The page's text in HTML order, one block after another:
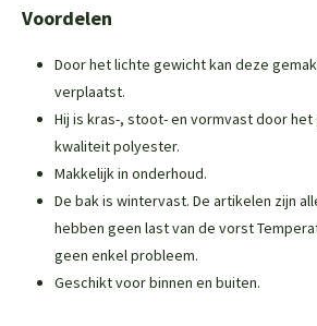
Voordelen
Door het lichte gewicht kan deze
verplaatst.
Hij is kras-, stoot- en vormvast door het
kwaliteit polyester.
Makkelijk in onderhoud.
De bak is wintervast. De artikelen zijn
hebben geen last van de vorst
geen enkel probleem.
Geschikt voor binnen en buiten.